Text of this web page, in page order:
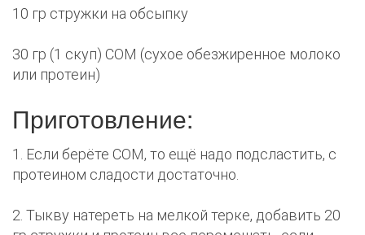
10 гр стружки на обсыпку
30 гр (1 скуп) СОМ (сухое обезжиренное молоко
или протеин)
Приготовление:
1. Если берёте СОМ, то ещё надо подсластить, с
протеином сладости достаточно.
2. Тыкву натереть на мелкой терке, добавить 20